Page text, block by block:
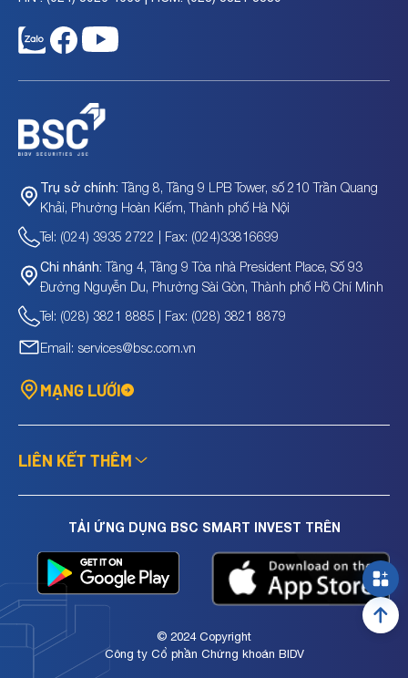
Trụ sở chính: Tầng 8, Tầng 9 LPB Tower, số 210 Trần Quang
Khải, Phường Hoàn Kiếm, Thành phố Hà Nội
Tel: (024) 3935 2722 | Fax: (024)33816699
Chi nhánh: Tầng 4, Tầng 9 Tòa nhà President Place, Số 93
Đường Nguyễn Du, Phường Sài Gòn, Thành phố Hồ Chí Minh
Tel: (028) 3821 8885 | Fax: (028) 3821 8879
Email: services@bsc.com.vn
MẠNG LƯỚI
LIÊN KẾT THÊM
TẢI ỨNG DỤNG BSC SMART INVEST TRÊN
© 2024 Copyright
Công ty Cổ phần Chứng khoán BIDV